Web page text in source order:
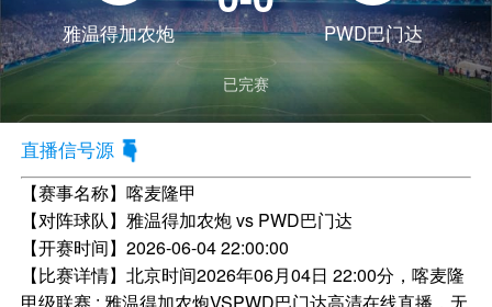
雅温得加农炮 PWD巴门达
已完赛
直播信号源
【赛事名称】喀麦隆甲
【对阵球队】雅温得加农炮 vs PWD巴门达
【开赛时间】2026-06-04 22:00:00
【比赛详情】北京时间2026年06月04日 22:00分，喀麦隆